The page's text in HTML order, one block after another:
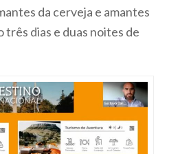
da cerveja e amantes
dias e duas noites de